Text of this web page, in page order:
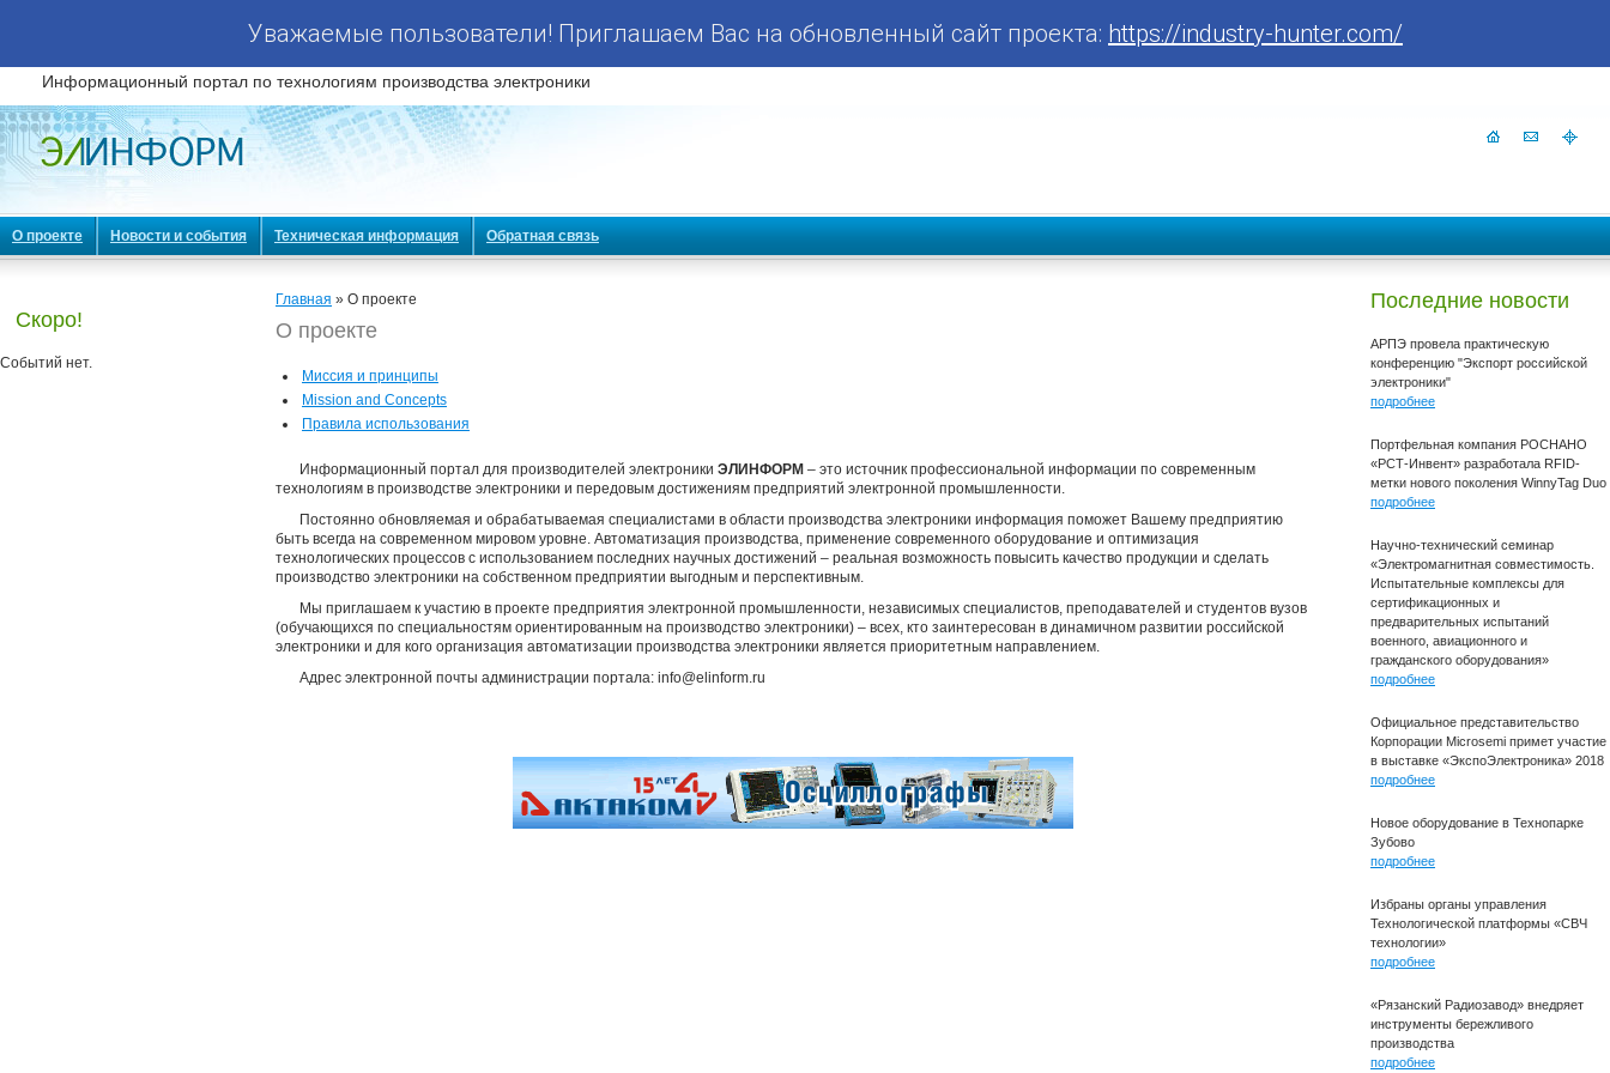
Уважаемые пользователи! Приглашаем Вас на обновленный сайт проекта: https://industry-hunter.com/
Информационный портал по технологиям производства электроники
О проекте Новости и события Техническая информация Обратная связь
Скоро!
Событий нет.
Главная » О проекте
О проекте
Миссия и принципы
Mission and Concepts
Правила использования
Информационный портал для производителей электроники ЭЛИНФОРМ – это источник профессиональной информации по современным
технологиям в производстве электроники и передовым достижениям предприятий электронной промышленности.
Постоянно обновляемая и обрабатываемая специалистами в области производства электроники информация поможет Вашему предприятию
быть всегда на современном мировом уровне. Автоматизация производства, применение современного оборудование и оптимизация
технологических процессов с использованием последних научных достижений – реальная возможность повысить качество продукции и сделать
производство электроники на собственном предприятии выгодным и перспективным.
Мы приглашаем к участию в проекте предприятия электронной промышленности, независимых специалистов, преподавателей и студентов вузов
(обучающихся по специальностям ориентированным на производство электроники) – всех, кто заинтересован в динамичном развитии российской
электроники и для кого организация автоматизации производства электроники является приоритетным направлением.
Адрес электронной почты администрации портала: info@elinform.ru
Последние новости
АРПЭ провела практическую
конференцию "Экспорт российской
электроники"
подробнее
Портфельная компания РОСНАНО
«РСТ-Инвент» разработала RFID-
метки нового поколения WinnyTag Duo
подробнее
Научно-технический семинар
«Электромагнитная совместимость.
Испытательные комплексы для
сертификационных и
предварительных испытаний
военного, авиационного и
гражданского оборудования»
подробнее
Официальное представительство
Корпорации Microsemi примет участие
в выставке «ЭкспоЭлектроника» 2018
подробнее
Новое оборудование в Технопарке
Зубово
подробнее
Избраны органы управления
Технологической платформы «СВЧ
технологии»
подробнее
«Рязанский Радиозавод» внедряет
инструменты бережливого
производства
подробнее